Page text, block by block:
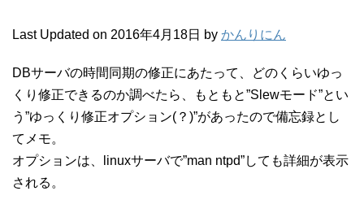
Last Updated on 2016年4月18日 by かんりにん
DBサーバの時間同期の修正にあたって、どのくらいゆっ
くり修正できるのか調べたら、もともと”Slewモード”とい
う”ゆっくり修正オプション(？)”があったので備忘録とし
てメモ。
オプションは、linuxサーバで”man ntpd”しても詳細が表示
される。